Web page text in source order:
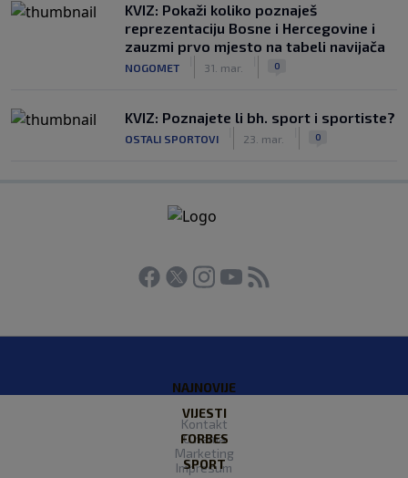
KVIZ: Pokaži koliko poznaješ
reprezentaciju Bosne i Hercegovine i
zauzmi prvo mjesto na tabeli navijača
NOGOMET 31. mar. 0
KVIZ: Poznajete li bh. sport i sportiste?
OSTALI SPORTOVI 23. mar. 0
NAJNOVIJE
VIJESTI
FORBES
SPORT
Kontakt
O nama
Marketing
Impresum